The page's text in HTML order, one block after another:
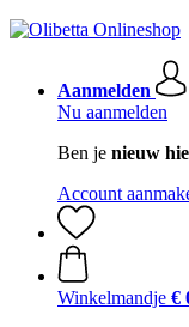
Aanmelden
Nu aanmelden
Ben je nieuw
Account
Winkelmandje €